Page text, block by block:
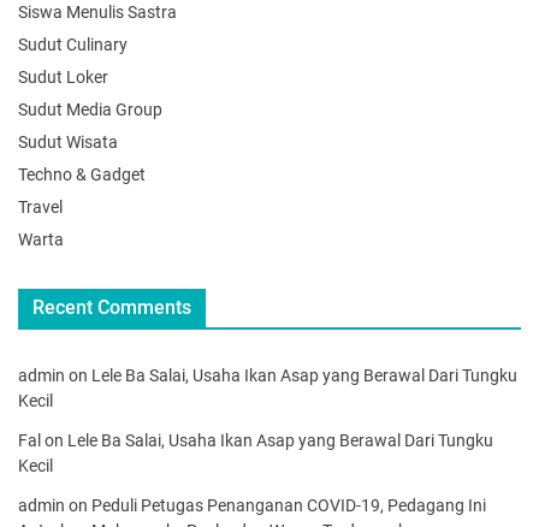
Siswa Menulis Sastra
Sudut Culinary
Sudut Loker
Sudut Media Group
Sudut Wisata
Techno & Gadget
Travel
Warta
Recent Comments
admin on Lele Ba Salai, Usaha Ikan Asap yang Berawal Dari Tungku
Kecil
Fal on Lele Ba Salai, Usaha Ikan Asap yang Berawal Dari Tungku
Kecil
admin on Peduli Petugas Penanganan COVID-19, Pedagang Ini